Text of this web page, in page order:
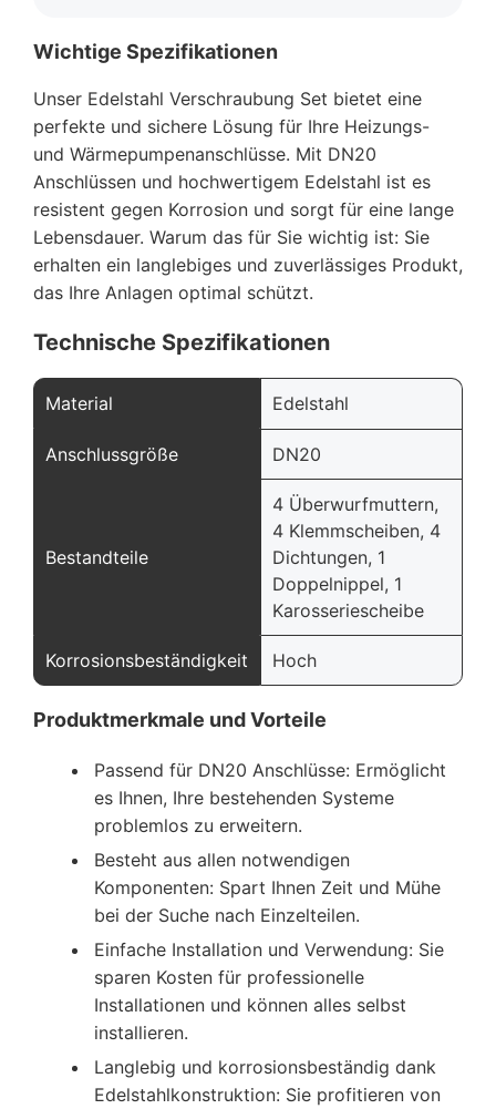
Wichtige Spezifikationen
Unser Edelstahl Verschraubung Set bietet eine
perfekte und sichere Lösung für Ihre Heizungs-
und Wärmepumpenanschlüsse. Mit DN20
Anschlüssen und hochwertigem Edelstahl ist es
resistent gegen Korrosion und sorgt für eine lange
Lebensdauer. Warum das für Sie wichtig ist: Sie
erhalten ein langlebiges und zuverlässiges Produkt,
das Ihre Anlagen optimal schützt.
Technische Spezifikationen
Material Edelstahl
Anschlussgröße DN20
Bestandteile
4 Überwurfmuttern,
4 Klemmscheiben, 4
Dichtungen, 1
Doppelnippel, 1
Karosseriescheibe
Korrosionsbeständigkeit Hoch
Produktmerkmale und Vorteile
Passend für DN20 Anschlüsse: Ermöglicht
es Ihnen, Ihre bestehenden Systeme
problemlos zu erweitern.
Besteht aus allen notwendigen
Komponenten: Spart Ihnen Zeit und Mühe
bei der Suche nach Einzelteilen.
Einfache Installation und Verwendung: Sie
sparen Kosten für professionelle
Installationen und können alles selbst
installieren.
Langlebig und korrosionsbeständig dank
Edelstahlkonstruktion: Sie profitieren von